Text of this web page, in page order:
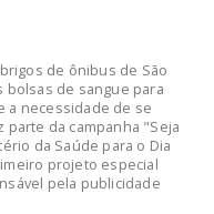
de ônibus de São
de sangue para
a necessidade de se
parte da campanha "Seja
da Saúde para o Dia
projeto especial
pela publicidade